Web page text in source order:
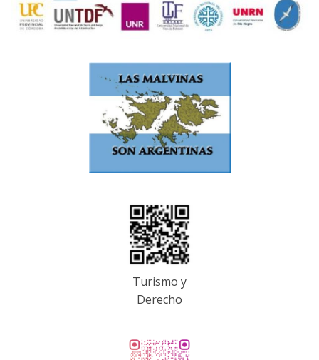
Turismo y
Derecho